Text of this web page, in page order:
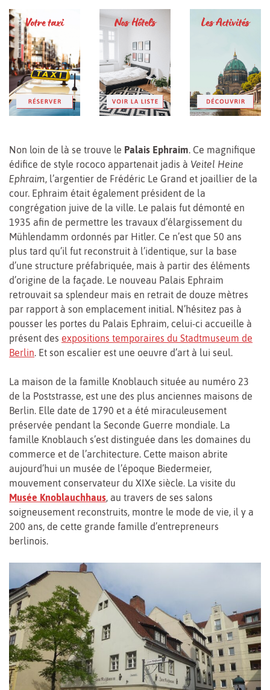
Non loin de là se trouve le Palais Ephraim. Ce magnifique
édifice de style rococo appartenait jadis à Veitel Heine
Ephraim, l’argentier de Frédéric Le Grand et joaillier de la
cour. Ephraim était également président de la
congrégation juive de la ville. Le palais fut démonté en
1935 afin de permettre les travaux d’élargissement du
Mühlendamm ordonnés par Hitler. Ce n’est que 50 ans
plus tard qu’il fut reconstruit à l’identique, sur la base
d’une structure préfabriquée, mais à partir des éléments
d’origine de la façade. Le nouveau Palais Ephraim
retrouvait sa splendeur mais en retrait de douze mètres
par rapport à son emplacement initial. N’hésitez pas à
pousser les portes du Palais Ephraim, celui-ci accueille à
présent des expositions temporaires du Stadtmuseum de
Berlin. Et son escalier est une oeuvre d’art à lui seul.
La maison de la famille Knoblauch située au numéro 23
de la Poststrasse, est une des plus anciennes maisons de
Berlin. Elle date de 1790 et a été miraculeusement
préservée pendant la Seconde Guerre mondiale. La
famille Knoblauch s’est distinguée dans les domaines du
commerce et de l’architecture. Cette maison abrite
aujourd’hui un musée de l’époque Biedermeier,
mouvement conservateur du XIXe siècle. La visite du
Musée Knoblauchhaus, au travers de ses salons
soigneusement reconstruits, montre le mode de vie, il y a
200 ans, de cette grande famille d’entrepreneurs
berlinois.